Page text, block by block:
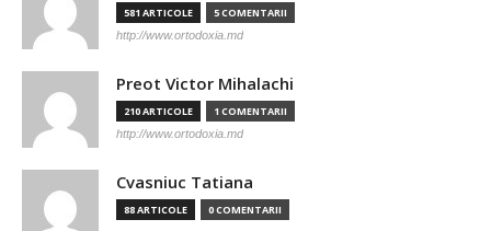
581 ARTICOLE 5 COMENTARII
http://www.ortodoxia.md
Preot Victor Mihalachi
210 ARTICOLE 1 COMENTARII
http://www.ortodoxia.md
Cvasniuc Tatiana
88 ARTICOLE 0 COMENTARII